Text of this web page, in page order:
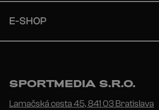
E-SHOP
SPORTMEDIA S.R.O.
Lamačská cesta 45, 841 03 Bratislava